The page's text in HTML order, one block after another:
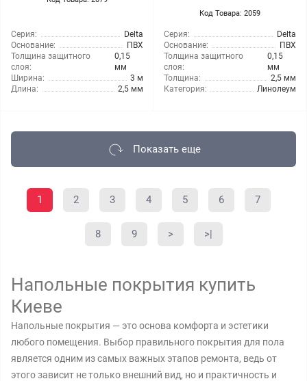
Серия:
Delta
Основание:
ПВХ
Толщина защитного
слоя:
0,15
мм
Ширина:
3 м
Длина:
2,5 мм
Код Товара: 2059
Серия:
Delta
Основание:
ПВХ
Толщина защитного
слоя:
0,15
мм
Толщина:
2,5 мм
Категория:
Линолеум
Показать еще
1 2 3 4 5 6 7
8 9 > >|
Напольные покрытия купить
Киеве
Напольные покрытия — это основа комфорта и эстетики
любого помещения. Выбор правильного покрытия для пола
является одним из самых важных этапов ремонта, ведь от
этого зависит не только внешний вид, но и практичность и